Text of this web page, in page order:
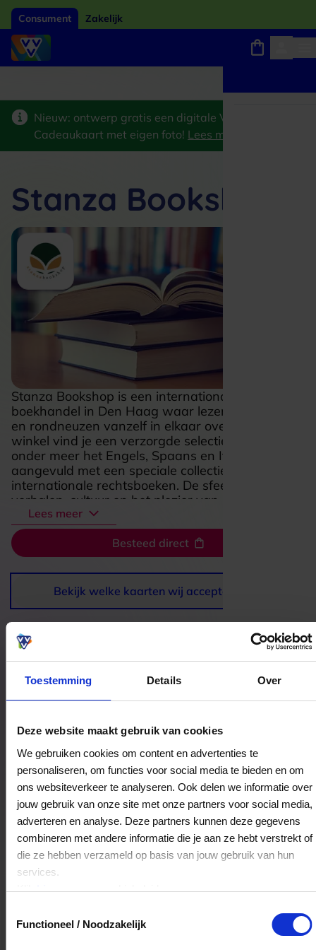
Toestemming Details Over
Deze website maakt gebruik van cookies
We gebruiken cookies om content en advertenties te
personaliseren, om functies voor social media te bieden en om
ons websiteverkeer te analyseren. Ook delen we informatie over
jouw gebruik van onze site met onze partners voor social media,
adverteren en analyse. Deze partners kunnen deze gegevens
combineren met andere informatie die je aan ze hebt verstrekt of
die ze hebben verzameld op basis van jouw gebruik van hun
services.
Klikhiervoor ons cookiebeleid.
Functioneel / Noodzakelijk
Consument Zakelijk
Nieuw: ontwerp gratis een digitale VVV
Cadeaukaart met eigen foto! Lees meer
Stanza Bookshop is een internationale
boekhandel in Den Haag waar lezen, ontdekken
en rondneuzen vanzelf in elkaar overlopen. In de
winkel vind je een verzorgde selectie boeken in
onder meer het Engels, Spaans en Italiaans,
aangevuld met een speciale collectie
internationale rechtsboeken. De sfeer draait om
verhalen, cultuur en het plezier van een mooie
vondst tussen de planken, waardoor het een fijne
plek is voor zowel gerichte zoekers als spontane
snuffelaars. Ook literaire evenementen geven de
zaak extra leven en maken Stanza tot meer dan
alleen een boekwinkel: het is een warme plek
voor lezers die graag nieuwe werelden
openslaan.
Lees meer
Besteed direct
Stanza Bookshop
Bekijk welke kaarten wij accepteren
Bestedingslocaties
Stanza Bookshop
Noordeinde 98
2514GM 's-Gravenhage
Veelgestelde Vragen
Het volledige saldo op de VVV cadeaukaart